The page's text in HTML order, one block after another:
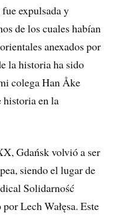
expulsada y
de los cuales habían
anexados por
la historia ha sido
colega Han Åke
historia en la
Gdańsk volvió a ser
siendo el lugar de
Solidarność
Lech Wałęsa. Este